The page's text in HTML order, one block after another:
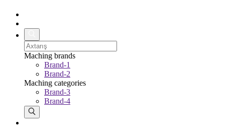
Maching brands
Brand-1
Brand-2
Maching categories
Brand-3
Brand-4